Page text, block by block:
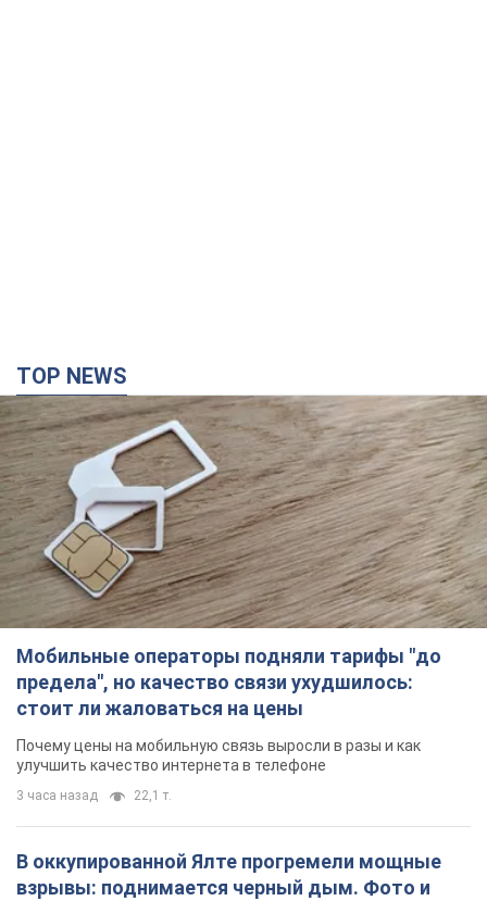
TOP NEWS
Мобильные операторы подняли тарифы "до
предела", но качество связи ухудшилось:
стоит ли жаловаться на цены
Почему цены на мобильную связь выросли в разы и как
улучшить качество интернета в телефоне
3 часа назад 22,1 т.
В оккупированной Ялте прогремели мощные
взрывы: поднимается черный дым. Фото и